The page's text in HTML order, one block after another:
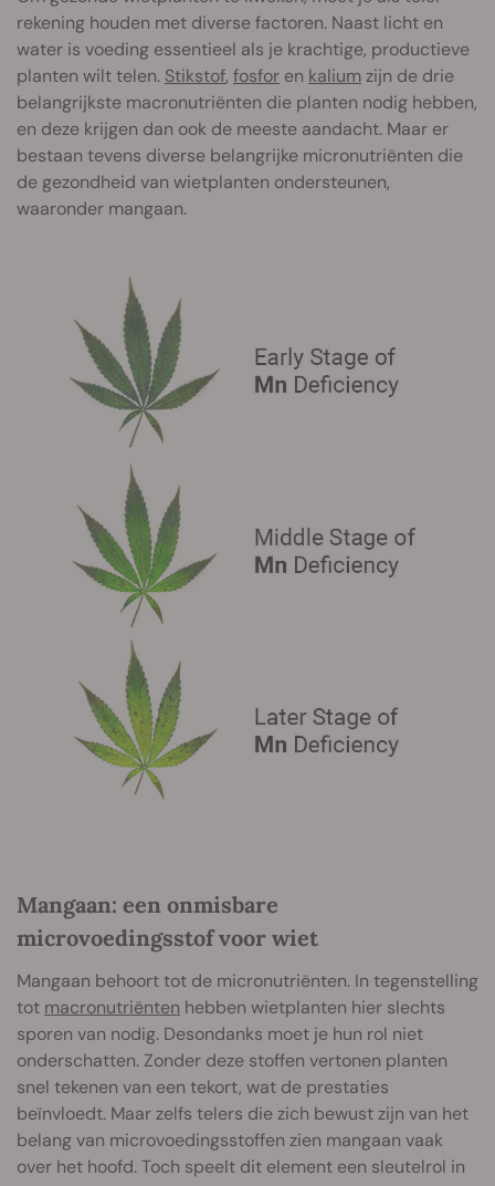
rekening houden met diverse factoren. Naast licht en
water is voeding essentieel als je krachtige, productieve
planten wilt telen. Stikstof, fosfor en kaliumzijn de drie
belangrijkste macronutriënten die planten nodig hebben,
en deze krijgen dan ook de meeste aandacht. Maar er
bestaan tevens diverse belangrijke micronutriënten die
de gezondheid van wietplanten ondersteunen,
waaronder mangaan.
Mangaan: een onmisbare
microvoedingsstof voor wiet
Mangaan behoort tot de micronutriënten. In tegenstelling
tot macronutriënten hebben wietplanten hier slechts
sporen van nodig. Desondanks moet je hun rol niet
onderschatten. Zonder deze stoffen vertonen planten
snel tekenen van een tekort, wat de prestaties
beïnvloedt. Maar zelfs telers die zich bewust zijn van het
belang van microvoedingsstoffen zien mangaan vaak
over het hoofd. Toch speelt dit element een sleutelrol in